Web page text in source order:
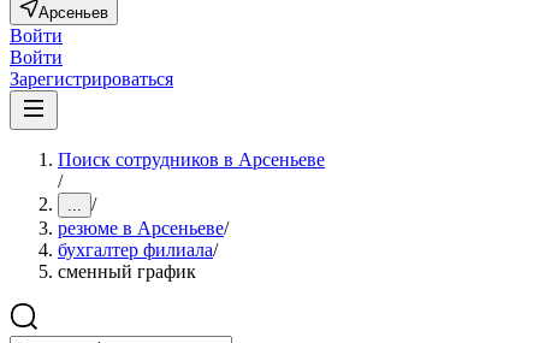
Арсеньев
Войти
Войти
Зарегистрироваться
Поиск сотрудников в Арсеньеве
/
... /
резюме в Арсеньеве/
бухгалтер филиала/
сменный график